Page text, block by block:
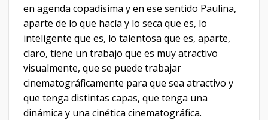
en agenda copadísima y en ese sentido Paulina,
aparte de lo que hacía y lo seca que es, lo
inteligente que es, lo talentosa que es, aparte,
claro, tiene un trabajo que es muy atractivo
visualmente, que se puede trabajar
cinematográficamente para que sea atractivo y
que tenga distintas capas, que tenga una
dinámica y una cinética cinematográfica.